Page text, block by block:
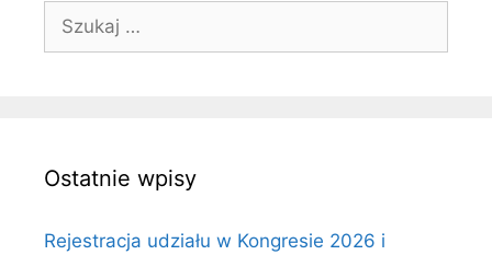
Ostatnie wpisy
Rejestracja udziału w Kongresie 2026 i